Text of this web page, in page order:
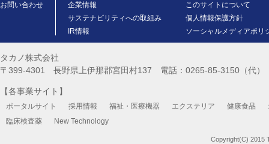
お問い合わせ
企業情報
サステナビリティへの取組み
IR情報
このサイトについて
個人情報保護方針
ソーシャルメディアポリ
タカノ株式会社
〒399-4301 長野県上伊那郡宮田村137 電話：0265-85-3150（代
【各事業サイト】
ポータルサイト 採用情報 福祉・医療機器 エクステリア 健康食品
臨床検査薬
New Technology
Copyright(C) 2015